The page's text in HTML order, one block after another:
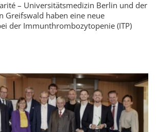
– Universitätsmedizin Berlin und der
Greifswald haben eine neue
der Immunthrombozytopenie (ITP)